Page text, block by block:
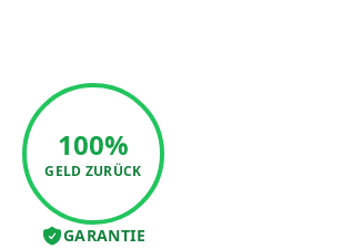
100%
GELD ZURÜCK
GARANTIE